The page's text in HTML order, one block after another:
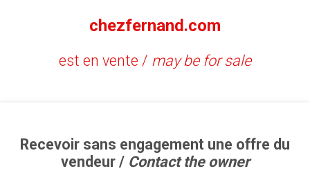
chezfernand.com
est en vente / may be for sale
Recevoir sans engagement une offre du
vendeur / Contact the owner